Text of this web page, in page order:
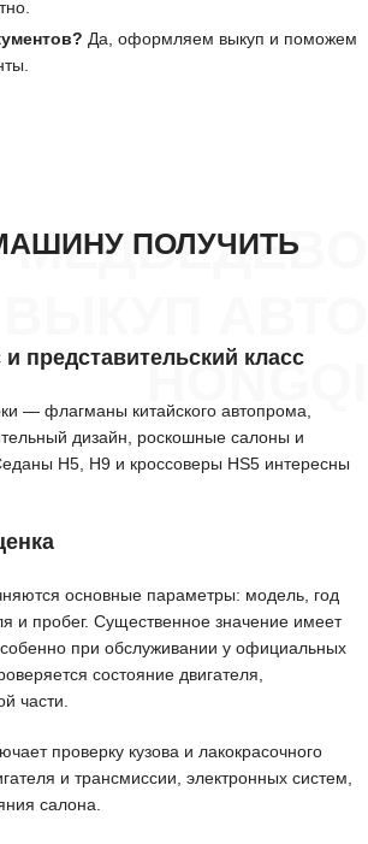
Да, оформляем выкуп и поможем
МЕДВЕДЕВО
HONGQI
ПОЛУЧИТЬ
представительский класс
— флагманы китайского автопрома,
дизайн, роскошные салоны и
H5, H9 и кроссоверы HS5 интересны
основные параметры: модель, год
и пробег. Существенное значение имеет
при обслуживании у официальных
состояние двигателя,
части.
проверку кузова и лакокрасочного
и трансмиссии, электронных систем,
салона.